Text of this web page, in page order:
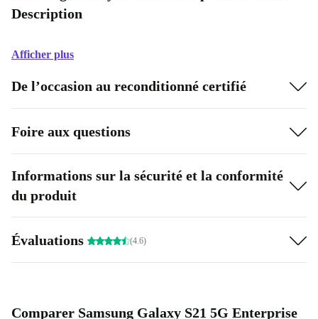
Description
Afficher plus
De l’occasion au reconditionné certifié
Foire aux questions
Informations sur la sécurité et la conformité
du produit
Évaluations (4.6)
Comparer Samsung Galaxy S21 5G Enterprise